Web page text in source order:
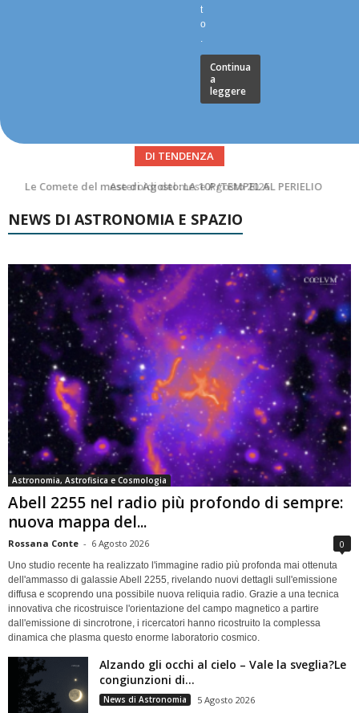
t
o
.
Continua
a
leggere
DI TENDENZA
Asteroidi del mese Agosto 2026
NEWS DI ASTRONOMIA E SPAZIO
Astronomia, Astrofisica e Cosmologia
Abell 2255 nel radio più profondo di sempre:
nuova mappa del...
Rossana Conte - 6 Agosto 2026 0
Uno studio recente ha realizzato l'immagine radio più profonda mai ottenuta
dell'ammasso di galassie Abell 2255, rivelando nuovi dettagli sull'emissione
diffusa e scoprendo una possibile nuova reliquia radio. Grazie a una tecnica
innovativa che ricostruisce l'orientazione del campo magnetico a partire
dall'emissione di sincrotrone, i ricercatori hanno ricostruito la complessa
dinamica che plasma questo enorme laboratorio cosmico.
Alzando gli occhi al cielo – Vale la sveglia?Le
congiunzioni di...
News di Astronomia 5 Agosto 2026